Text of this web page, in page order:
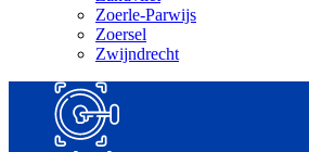
Zoerle-Parwijs
Zoersel
Zwijndrecht